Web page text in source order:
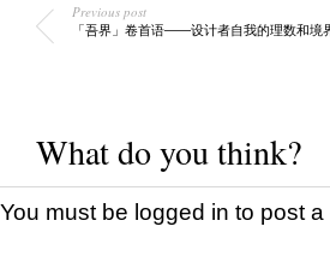
Previous post
「吾界」卷首语——设计者自我的理数和境
What do you think?
You must be logged in to post a